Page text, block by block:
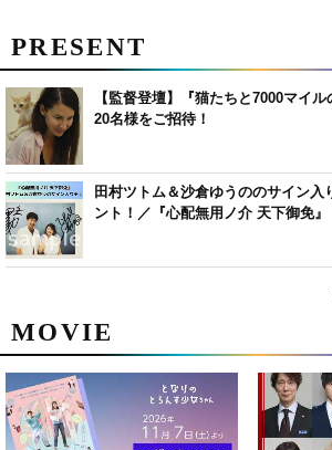
MOVIE
PRESENT
【監督登壇】『猫たちと7000マイ
20名様をご招待！
田村ツトム＆沙倉ゆうののサイン入
ント！／『心配無用ノ介 天下御免』